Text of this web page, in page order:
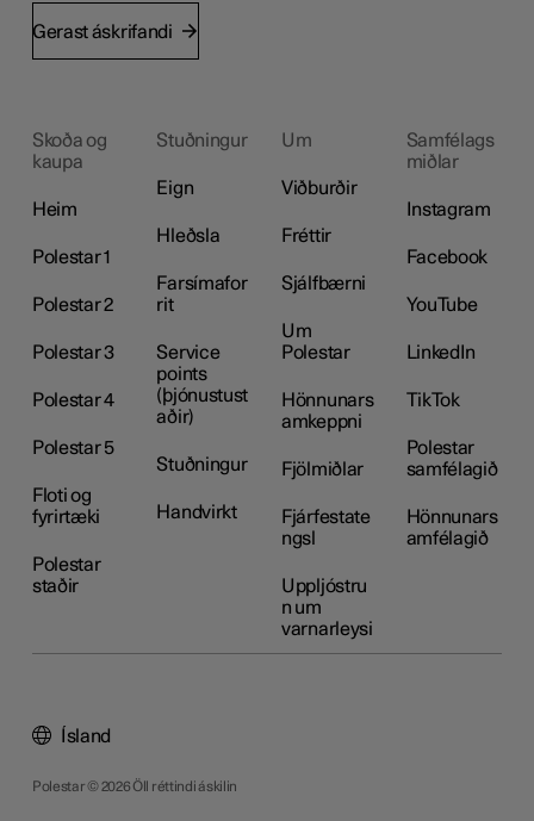
Gerast áskrifandi
Skoða og
kaupa
Heim
Polestar 1
Polestar 2
Polestar 3
Polestar 4
Polestar 5
Floti og
fyrirtæki
Polestar
staðir
Stuðningur
Eign
Hleðsla
Farsímafor
rit
Service
points
(þjónustust
aðir)
Stuðningur
Handvirkt
Um
Viðburðir
Fréttir
Sjálfbærni
Um
Polestar
Hönnunars
amkeppni
Fjölmiðlar
Fjárfestate
ngsl
Uppljóstru
n um
varnarleysi
Samfélags
miðlar
Instagram
Facebook
YouTube
LinkedIn
TikTok
Polestar
samfélagið
Hönnunars
amfélagið
Polestar © 2026 Öll réttindi áskilin
Ísland